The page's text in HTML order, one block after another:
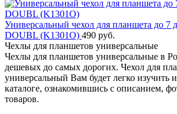
Универсальный чехол для планшета до 7
DOUBL (K1301O) 490 руб.
Чехлы для планшетов универсальные
Чехлы для планшетов универсальные в
дешевых до самых дорогих. Чехол для
универсальный Вам будет легко изучить
каталоге, ознакомившись с описанием,
товаров.